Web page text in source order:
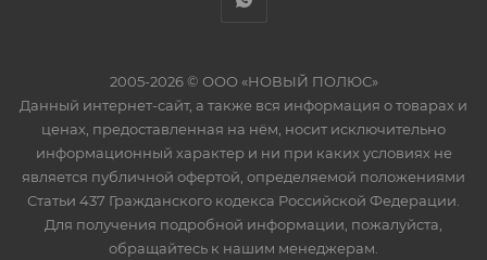
2005-2026 © ООО «НОВЫЙ ПОЛЮС»
Данный интернет-сайт, а также вся информация о товарах и
ценах, предоставленная на нём, носит исключительно
информационный характер и ни при каких условиях не
является публичной офертой, определяемой положениями
Статьи 437 Гражданского кодекса Российской Федерации.
Для получения подробной информации, пожалуйста,
обращайтесь к нашим менеджерам.